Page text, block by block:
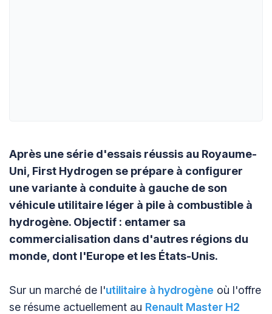
Après une série d'essais réussis au Royaume-
Uni, First Hydrogen se prépare à configurer
une variante à conduite à gauche de son
véhicule utilitaire léger à pile à combustible à
hydrogène. Objectif : entamer sa
commercialisation dans d'autres régions du
monde, dont l'Europe et les États-Unis.
Sur un marché de l'utilitaire à hydrogène où l'offre
se résume actuellement au Renault Master H2